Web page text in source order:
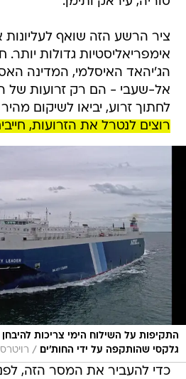
ציר הרשע הזה שואף לעליונות
אימפריאליסטיות גדולות
הג'יהאד האיסלמי, המדינה
אל-שעבי - הם רק זרועות של
לחתוך זרוע, יביאו לשיקום
רוצים לנטרל את הזרועות,
התקיפות על השילוח הימי צריכות
גלקסי שהותקפה על ידי החות'ים
/ רויטרס
כדי להעביר את המסר הזה,